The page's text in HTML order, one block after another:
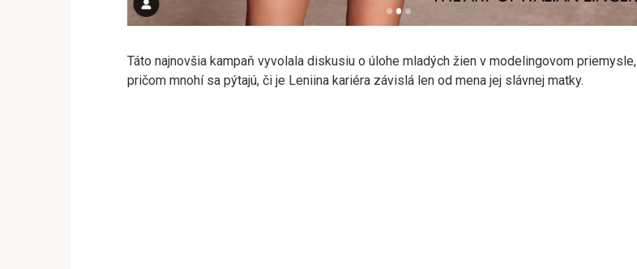
Táto najnovšia kampaň vyvolala diskusiu o úlohe mladých žien v modelingovom priemysle,
pričom mnohí sa pýtajú, či je Leniina kariéra závislá len od mena jej slávnej matky.